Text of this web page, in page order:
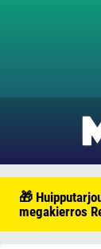
🎁
megakierros